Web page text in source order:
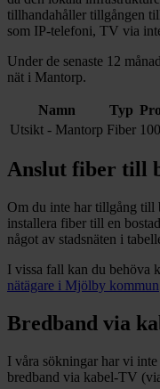
tillhandahåller tillgången
som IP-telefoni, TV via
Under de senaste 12
nät i Mantorp.
Namn Typ
Utsikt - Mantorp Fiber
Anslut fiber till
Om du inte har tillgång till
installera fiber till en
något av stadsnäten i
I vissa fall kan du behöva
nätägare i Mjölby kommun
Bredband via
I våra sökningar har vi inte
bredband via kabel-TV